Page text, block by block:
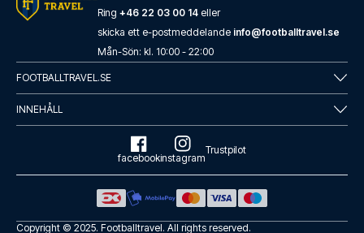
I London-området London centru...
LÄS MER OM HOTELLET
Ring +46 22 03 00 14 eller
skicka ett e-postmeddelande info@footballtravel.se
Mån-Sön: kl. 10:00 - 22:00
FOOTBALLTRAVEL.SE
INNEHÅLL
facebookinstagram
Trustpilot
Copyright © 2025. Footballtravel. All rights reserved.